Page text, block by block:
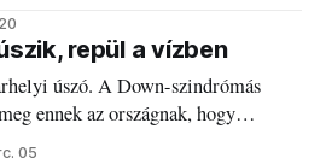
repül a vízben
úszó. A Down-szindrómás
ennek az országnak, hogy
korán kelni.
05